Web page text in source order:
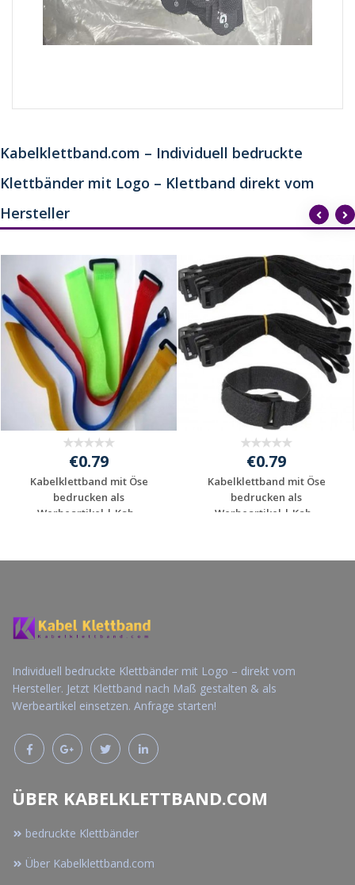
Kabelklettband.com – Individuell bedruckte
Klettbänder mit Logo – Klettband direkt vom
Hersteller
€0.79
Kabelklettband mit Öse
bedrucken als
Werbeartikel | Kab...
€0.79
Kabelklettband mit Öse
bedrucken als
Werbeartikel | Kab...
Individuell bedruckte Klettbänder mit Logo – direkt vom
Hersteller. Jetzt Klettband nach Maß gestalten & als
Werbeartikel einsetzen. Anfrage starten!
ÜBER KABELKLETTBAND.COM
bedruckte Klettbänder
Über Kabelklettband.com